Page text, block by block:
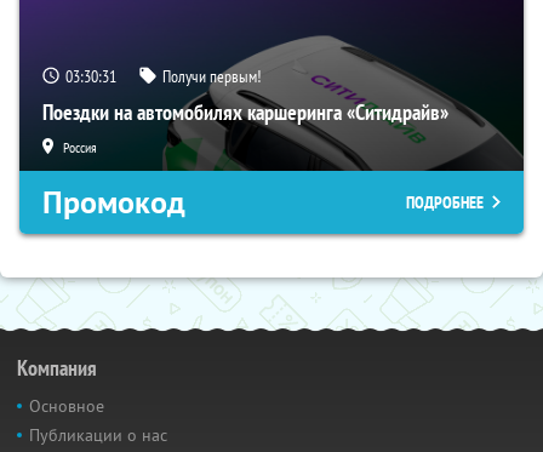
03:30:30 Получи первым!
Поездки на автомобилях каршеринга «Ситидрайв»
Россия
Промокод ПОДРОБНЕЕ
Компания
Основное
Публикации о нас